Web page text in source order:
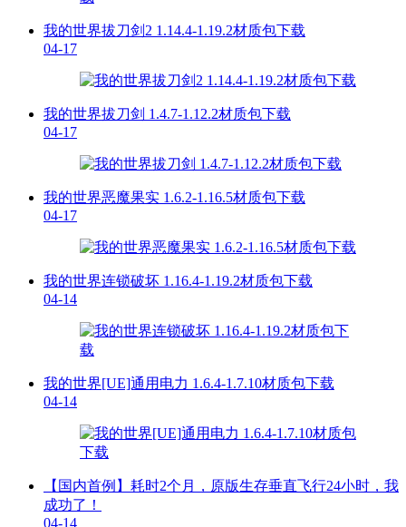
我的世界拔刀剑2 1.14.4-1.19.2材质包下载
04-17
我的世界拔刀剑 1.4.7-1.12.2材质包下载
04-17
我的世界恶魔果实 1.6.2-1.16.5材质包下载
04-17
我的世界连锁破坏 1.16.4-1.19.2材质包下载
04-14
我的世界[UE]通用电力 1.6.4-1.7.10材质包下载
04-14
【国内首例】耗时2个月，原版生存垂直飞行24小时，我
成功了！
04-14